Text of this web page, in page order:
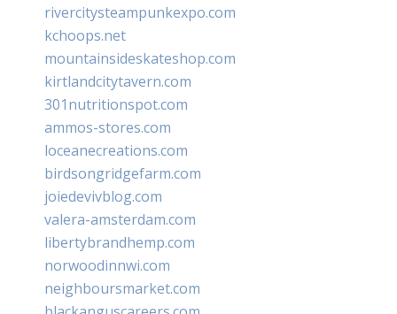
rivercitysteampunkexpo.com
kchoops.net
mountainsideskateshop.com
kirtlandcitytavern.com
301nutritionspot.com
ammos-stores.com
loceanecreations.com
birdsongridgefarm.com
joiedevivblog.com
valera-amsterdam.com
libertybrandhemp.com
norwoodinnwi.com
neighboursmarket.com